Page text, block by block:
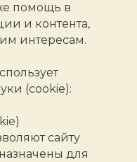
помощь в
и контента,
интересам.
(cookie):
сайту
для